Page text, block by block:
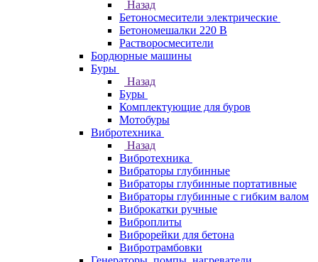
Назад
Бетоносмесители электрические
Бетономешалки 220 В
Растворосмесители
Бордюрные машины
Буры
Назад
Буры
Комплектующие для буров
Мотобуры
Вибротехника
Назад
Вибротехника
Вибраторы глубинные
Вибраторы глубинные портативные
Вибраторы глубинные с гибким валом
Виброкатки ручные
Виброплиты
Виброрейки для бетона
Вибротрамбовки